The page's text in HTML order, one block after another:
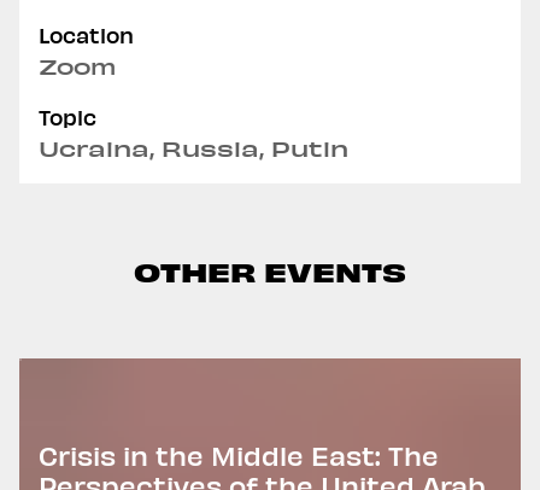
Location
Zoom
Topic
Ucraina, Russia, Putin
OTHER EVENTS
Crisis in the Middle East: The